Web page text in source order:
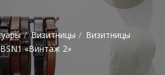
Визитницы
Визитницы
BSN1 «Винтаж 2»